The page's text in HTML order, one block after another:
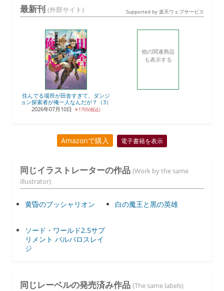
最新刊 (外部サイト) Supported by 楽天ウェブサービス
住んでる場所が田舎すぎて、ダンジ
ョン探索者が俺一人なんだが？（3）
2026年07月10日
￥1705(税込)
他の関連商品
も表示する
Amazonで購入 電子書籍を表示
同じイラストレーターの作品 (Work by the same
illustrator)
黄昏のブッシャリオン 白の魔王と黒の英雄
ソード・ワールド2.5サプ
リメント バルバロスレイ
ジ
同じレーベルの発売済み作品 (The same labels)